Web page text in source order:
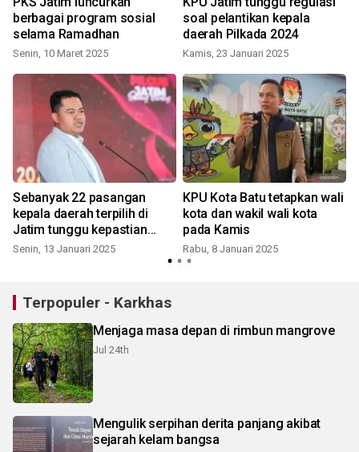
berbagai program sosial
selama Ramadhan
Senin, 10 Maret 2025
soal pelantikan kepala
daerah Pilkada 2024
Kamis, 23 Januari 2025
Sebanyak 22 pasangan
kepala daerah terpilih di
Jatim tunggu kepastian
pelantikan
Senin, 13 Januari 2025
KPU Kota Batu tetapkan wali
kota dan wakil wali kota
pada Kamis
Rabu, 8 Januari 2025
Terpopuler - Karkhas
Menjaga masa depan di rimbun mangrove
Jul 24th
Mengulik serpihan derita panjang akibat
sejarah kelam bangsa